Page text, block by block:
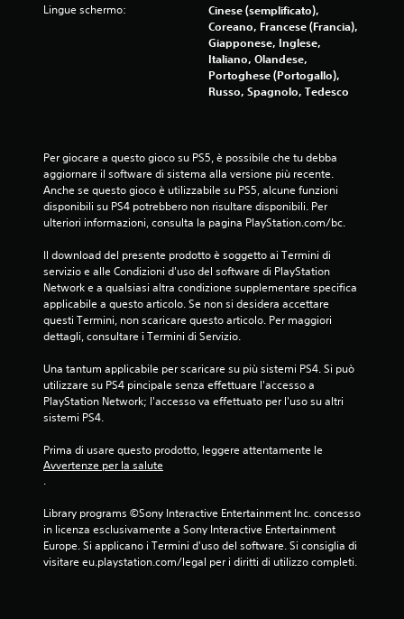
e
2
1
0
1
v
l
u
z
i
Lingue schermo:
Cinese (semplificato),
Coreano, Francese (Francia),
Giapponese, Inglese,
Italiano, Olandese,
Portoghese (Portogallo),
Russo, Spagnolo, Tedesco
Per giocare a questo gioco su PS5, è possibile che tu debba
aggiornare il software di sistema alla versione più recente.
Anche se questo gioco è utilizzabile su PS5, alcune funzioni
disponibili su PS4 potrebbero non risultare disponibili. Per
ulteriori informazioni, consulta la pagina PlayStation.com/bc.
Il download del presente prodotto è soggetto ai Termini di
servizio e alle Condizioni d'uso del software di PlayStation
Network e a qualsiasi altra condizione supplementare specifica
applicabile a questo articolo. Se non si desidera accettare
questi Termini, non scaricare questo articolo. Per maggiori
dettagli, consultare i Termini di Servizio.
Una tantum applicabile per scaricare su più sistemi PS4. Si può
utilizzare su PS4 pincipale senza effettuare l'accesso a
PlayStation Network; l'accesso va effettuato per l'uso su altri
sistemi PS4.
Prima di usare questo prodotto, leggere attentamente le
Avvertenze per la salute
.
Library programs ©Sony Interactive Entertainment Inc. concesso
in licenza esclusivamente a Sony Interactive Entertainment
Europe. Si applicano i Termini d'uso del software. Si consiglia di
visitare eu.playstation.com/legal per i diritti di utilizzo completi.